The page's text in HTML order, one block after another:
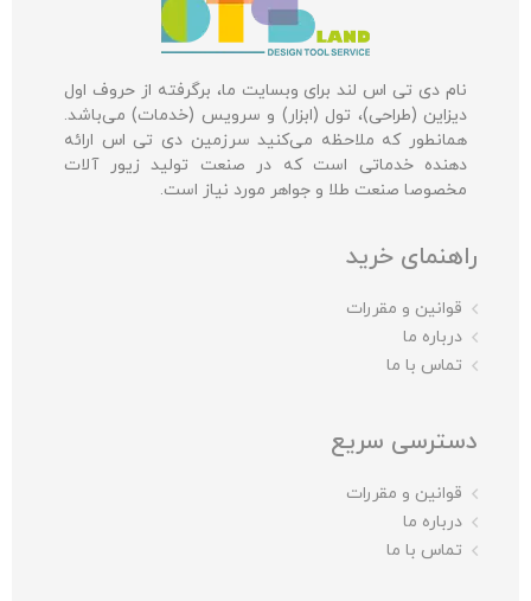
نام دی تی اس لند برای وبسایت ما، برگرفته از حروف اول
دیزاین (طراحی)، تول (ابزار) و سرویس (خدمات) می‌باشد.
همانطور که ملاحظه می‌کنید سرزمین دی تی اس ارائه
دهنده خدماتی است که در صنعت تولید زیور آلات
مخصوصا صنعت طلا و جواهر مورد نیاز است.
راهنمای خرید
قوانین و مقررات
درباره ما
تماس با ما
دسترسی سریع
قوانین و مقررات
درباره ما
تماس با ما